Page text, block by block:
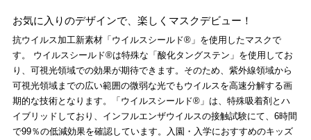
お気に入りのデザインで、楽しくマスクデビュー！
抗ウイルス加工新素材「ウイルスシールド®」を使用したマスクで
す。 ウイルスシールド®は特殊な「酸化タングステン」を使用してお
り、可視光領域での効果が期待できます。そのため、紫外線領域から
可視光領域までの広い範囲の微弱な光でもウイルスを高速分解する画
期的な技術となります。「ウイルスシールド®」は、特殊吸着剤とハ
イブリッドしており、インフルエンザウイルスの接触試験にて、6時間
で99％の低減効果を確認しています。入園・入学におすすめのキッズ